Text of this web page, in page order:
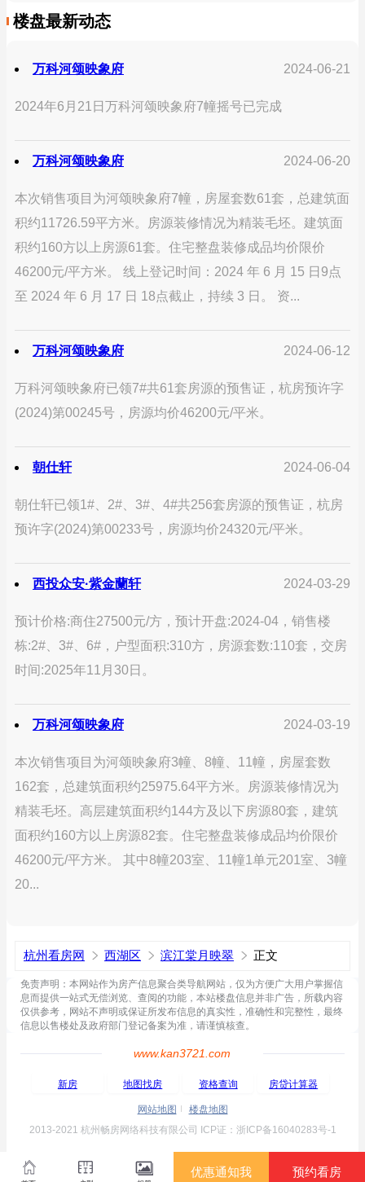
楼盘最新动态
万科河颂映象府 2024-06-21
2024年6月21日万科河颂映象府7幢摇号已完成
万科河颂映象府 2024-06-20
本次销售项目为河颂映象府7幢，房屋套数61套，总建筑面
积约11726.59平方米。房源装修情况为精装毛坯。建筑面
积约160方以上房源61套。住宅整盘装修成品均价限价
46200元/平方米。 线上登记时间：2024 年 6 月 15 日9点
至 2024 年 6 月 17 日 18点截止，持续 3 日。 资...
万科河颂映象府 2024-06-12
万科河颂映象府已领7#共61套房源的预售证，杭房预许字
(2024)第00245号，房源均价46200元/平米。
朝仕轩 2024-06-04
朝仕轩已领1#、2#、3#、4#共256套房源的预售证，杭房
预许字(2024)第00233号，房源均价24320元/平米。
西投众安·紫金蘭轩 2024-03-29
预计价格:商住27500元/方，预计开盘:2024-04，销售楼
栋:2#、3#、6#，户型面积:310方，房源套数:110套，交房
时间:2025年11月30日。
万科河颂映象府 2024-03-19
本次销售项目为河颂映象府3幢、8幢、11幢，房屋套数
162套，总建筑面积约25975.64平方米。房源装修情况为
精装毛坯。高层建筑面积约144方及以下房源80套，建筑
面积约160方以上房源82套。住宅整盘装修成品均价限价
46200元/平方米。 其中8幢203室、11幢1单元201室、3幢
20...
杭州看房网 西湖区 滨江棠月映翠 正文
免责声明：本网站作为房产信息聚合类导航网站，仅为方便广大用户掌握信
息而提供一站式无偿浏览、查阅的功能，本站楼盘信息并非广告，所载内容
仅供参考，网站不声明或保证所发布信息的真实性，准确性和完整性，最终
信息以售楼处及政府部门登记备案为准，请谨慎核查。
www.kan3721.com
新房 地图找房 资格查询 房贷计算器
网站地图
楼盘地图
2013-2021 杭州畅房网络科技有限公司 ICP证：浙ICP备16040283号-1
优惠通知我 预约看房